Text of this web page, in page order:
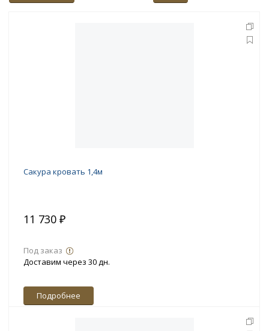
Сакура кровать 1,4м
11 730 ₽
Под заказ
Доставим через 30 дн.
Подробнее